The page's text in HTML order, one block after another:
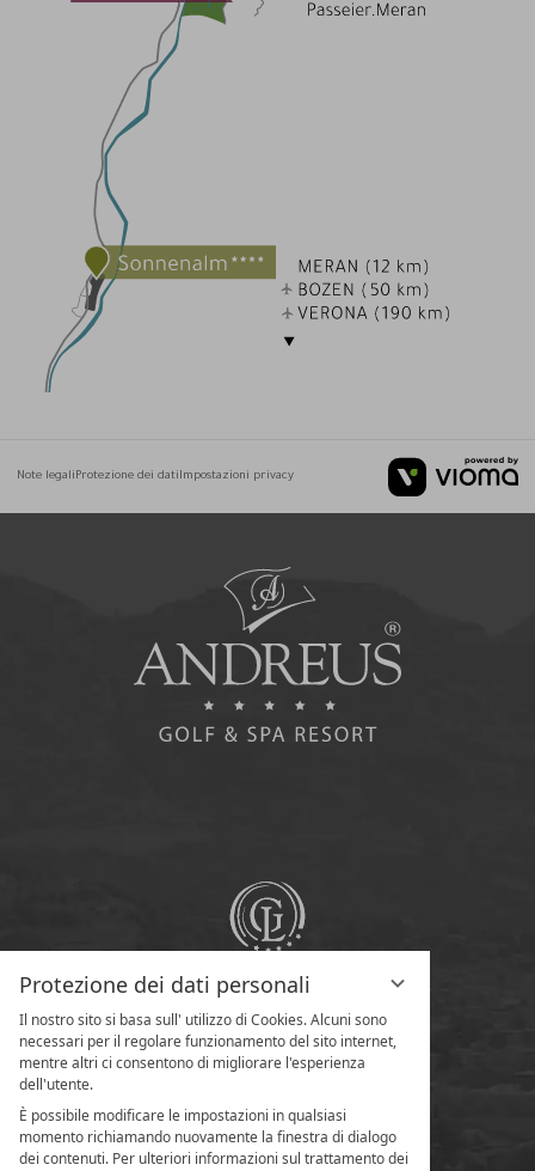
Protezione dei dati personali
Il nostro sito si basa sull' utilizzo di Cookies. Alcuni sono
necessari per il regolare funzionamento del sito internet,
mentre altri ci consentono di migliorare l'esperienza
dell'utente.
È possibile modificare le impostazioni in qualsiasi
momento richiamando nuovamente la finestra di dialogo
dei contenuti. Per ulteriori informazioni sul trattamento dei
Note legaliProtezione dei datiImpostazioni privacy